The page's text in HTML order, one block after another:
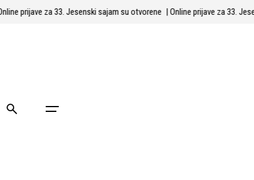
| Online prijave za 33. Jesenski sajam su otvorene | Online prijave za 33.